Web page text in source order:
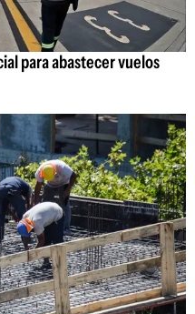
para abastecer vuelos